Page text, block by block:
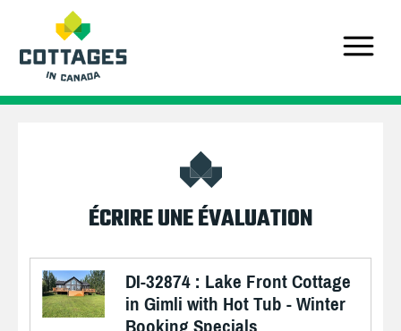
ÉCRIRE UNE ÉVALUATION
DI-32874 : Lake Front Cottage
in Gimli with Hot Tub - Winter
Booking Specials